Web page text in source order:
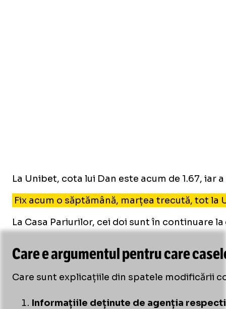
La Unibet, cota lui Dan este acum de 1.67, iar
Fix acum o săptămână, marțea trecută, tot la
La Casa Pariurilor, cei doi sunt în continuare la
Care e argumentul pentru care
Care sunt explicațiile din spatele modificării
Informațiile deținute de agenția